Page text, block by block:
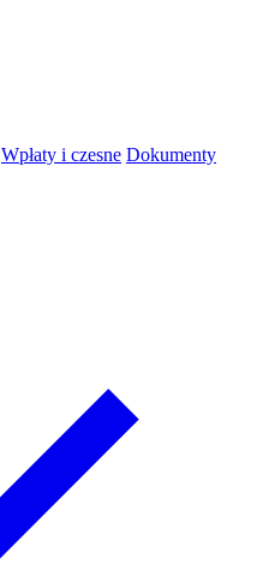
Wpłaty i czesne Dokumenty